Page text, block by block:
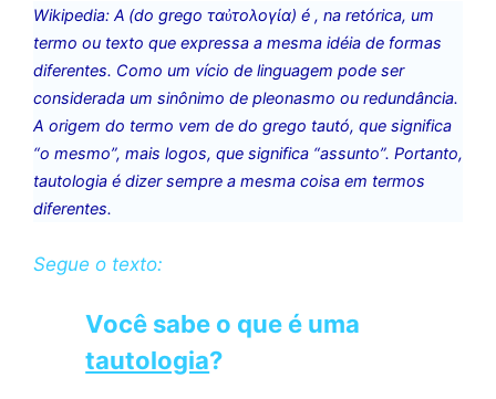
Wikipedia: A (do grego ταὐτολογία) é , na retórica, um
termo ou texto que expressa a mesma idéia de formas
diferentes. Como um vício de linguagem pode ser
considerada um sinônimo de pleonasmo ou redundância.
A origem do termo vem de do grego tautó, que significa
“o mesmo”, mais logos, que significa “assunto”. Portanto,
tautologia é dizer sempre a mesma coisa em termos
diferentes.
Segue o texto:
Você sabe o que é uma
tautologia?